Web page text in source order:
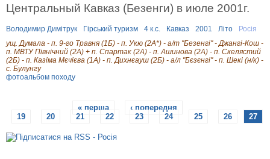
Центральный Кавказ (Безенги) в июле 2001г.
Володимир Димітрук Гірський туризм 4 к.с. Кавказ 2001 Літо
Росія
ущ. Думала - п. 9-го Травня (1Б) - п. Укю (2А*) - а/т "Безенгі" - Джангі-Кош -
п. МВТУ Північний (2А) + п. Спартак (2А) - п. Ашинова (2А) - п. Скелястий
(2Б) - п. Казіма Мєчієва (1А) - п. Дихнєауш (2Б) - а/л "Бєзєнгі" - п. Шекі (н/к) -
с. Булунгу
фотоальбом походу
т
« перша ‹ попередня
19
20 21 22 23 24 25 26 27